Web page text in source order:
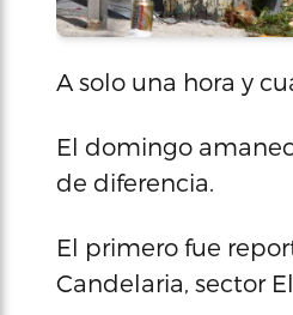
A solo una hora y
El domingo
de diferencia.
El primero fue
Candelaria, sector